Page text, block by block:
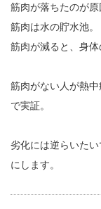
筋肉が落ちたのが原
筋肉は水の貯水池。
筋肉が減ると、身体
筋肉がない人が熱
で実証。
劣化には逆らいた
にします。